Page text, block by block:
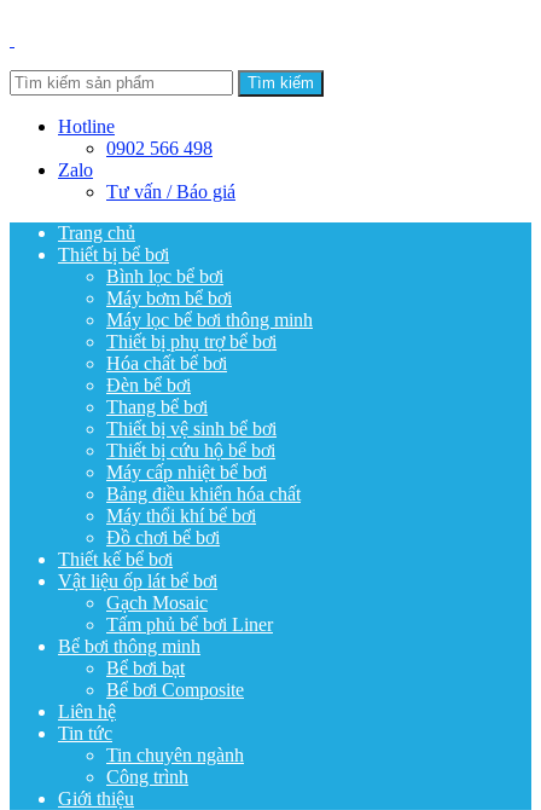
Tìm kiếm
Hotline
0902 566 498
Zalo
Tư vấn / Báo giá
Trang chủ
Thiết bị bể bơi
Bình lọc bể bơi
Máy bơm bể bơi
Máy lọc bể bơi thông minh
Thiết bị phụ trợ bể bơi
Hóa chất bể bơi
Đèn bể bơi
Thang bể bơi
Thiết bị vệ sinh bể bơi
Thiết bị cứu hộ bể bơi
Máy cấp nhiệt bể bơi
Bảng điều khiển hóa chất
Máy thổi khí bể bơi
Đồ chơi bể bơi
Thiết kế bể bơi
Vật liệu ốp lát bể bơi
Gạch Mosaic
Tấm phủ bể bơi Liner
Bể bơi thông minh
Bể bơi bạt
Bể bơi Composite
Liên hệ
Tin tức
Tin chuyên ngành
Công trình
Giới thiệu